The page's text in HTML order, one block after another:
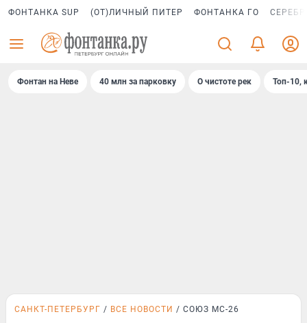
ФОНТАНКА SUP (ОТ)ЛИЧНЫЙ ПИТЕР ФОНТАНКА ГО
Фонтан на Неве 40 млн за парковку О чистоте рек Топ-10,
САНКТ-ПЕТЕРБУРГ ВСЕ НОВОСТИ СОЮЗ МС-26